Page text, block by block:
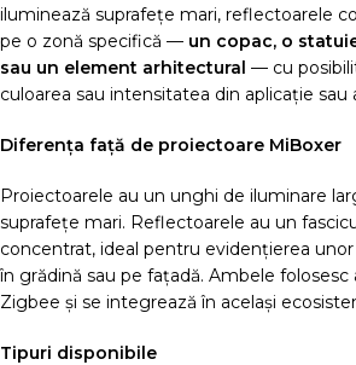
iluminează suprafețe mari, reflectoarele
pe o zonă specifică — un copac, o
sau un element arhitectural — cu
culoarea sau intensitatea din aplicație sau
Diferența față de proiectoare MiBoxer
Proiectoarele au un unghi de iluminare
suprafețe mari. Reflectoarele au un
concentrat, ideal pentru evidențierea
în grădină sau pe fațadă. Ambele folosesc
Zigbee și se integrează în același
Tipuri disponibile